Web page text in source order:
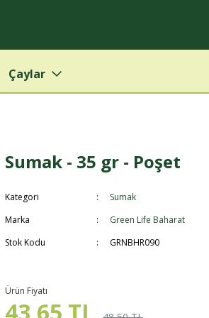
Çaylar
Sumak - 35 gr - Poşet
Kategori
Sumak
Marka
Green Life Baharat
Stok Kodu
GRNBHR090
Ürün Fiyatı